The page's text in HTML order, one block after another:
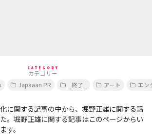
CATEGORY
カテゴリー
Japaaan PR _終了_ アート エン
に関する記事の中から、堀野正雄に関する話
。堀野正雄に関する記事はこのページからい
す。